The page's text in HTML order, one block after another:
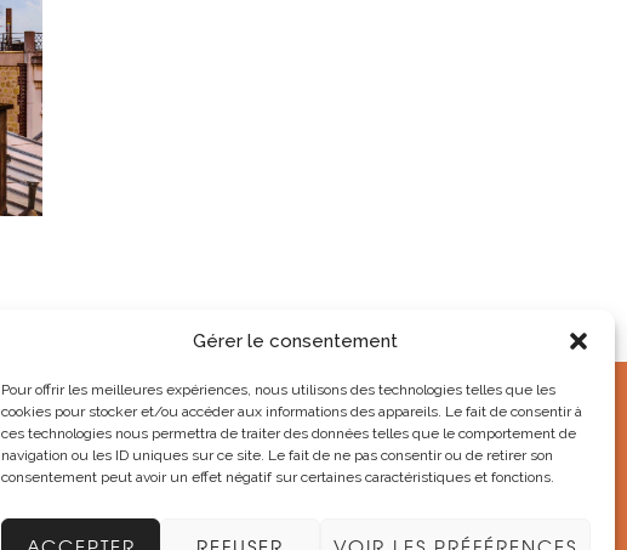
Gérer le consentement
Pour offrir les meilleures expériences, nous utilisons des technologies telles que les
cookies pour stocker et/ou accéder aux informations des appareils. Le fait de consentir à
ces technologies nous permettra de traiter des données telles que le comportement de
navigation ou les ID uniques sur ce site. Le fait de ne pas consentir ou de retirer son
consentement peut avoir un effet négatif sur certaines caractéristiques et fonctions.
NOS RÉSEAUX SOCIAUX